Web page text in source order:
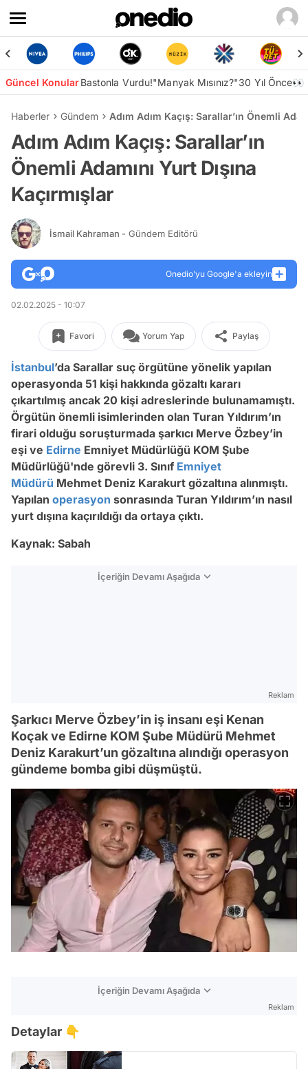
Güncel KonularBastonla Vurdu!"Manyak Mısınız?"30 Yıl Önce👀
Haberler Gündem Adım Adım Kaçış: Sarallar’ın Önemli
Adım Adım Kaçış: Sarallar’ın
Önemli Adamını Yurt Dışına
Kaçırmışlar
İsmail Kahraman - Gündem Editörü
Onedio’yu Google'a ekleyin
02.02.2025 - 10:07
Favori Yorum Yap Paylaş
İstanbul’da Sarallar suç örgütüne yönelik yapılan
operasyonda 51 kişi hakkında gözaltı kararı
çıkartılmış ancak 20 kişi adreslerinde bulunamamıştı.
Örgütün önemli isimlerinden olan Turan Yıldırım’ın
firari olduğu soruşturmada şarkıcı Merve Özbey’in
eşi ve Edirne Emniyet Müdürlüğü KOM Şube
Müdürlüğü'nde görevli 3. Sınıf Emniyet
Müdürü Mehmet Deniz Karakurt gözaltına alınmıştı.
Yapılan operasyon sonrasında Turan Yıldırım’ın nasıl
yurt dışına kaçırıldığı da ortaya çıktı.
Kaynak: Sabah
İçeriğin Devamı Aşağıda
Reklam
Şarkıcı Merve Özbey’in iş insanı eşi Kenan
Koçak ve Edirne KOM Şube Müdürü Mehmet
Deniz Karakurt’un gözaltına alındığı operasyon
gündeme bomba gibi düşmüştü.
İçeriğin Devamı Aşağıda
Reklam
Detaylar 👇